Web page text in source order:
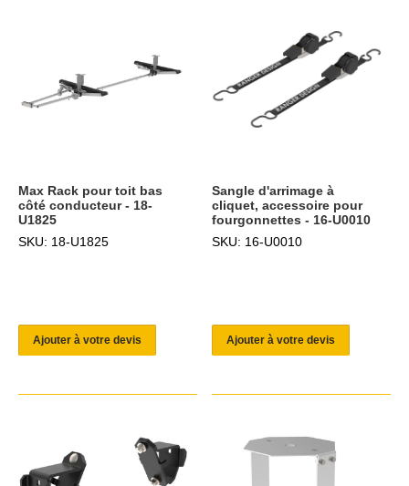
Max Rack pour toit bas
côté conducteur - 18-
U1825
SKU: 18-U1825
Ajouter à votre devis
Sangle d'arrimage à
cliquet, accessoire pour
fourgonnettes - 16-U0010
SKU: 16-U0010
Ajouter à votre devis